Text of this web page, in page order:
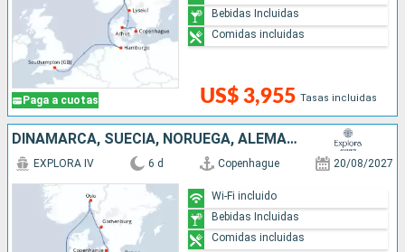
Paga a cuotas US$ 3,955 Tasas incluidas
Bebidas Incluidas
Comidas incluidas
DINAMARCA, SUECIA, NORUEGA, ALEMANIA
EXPLORA IV 6 d Copenhague 20/08/2027
Wi-Fi incluido
Bebidas Incluidas
Comidas incluidas